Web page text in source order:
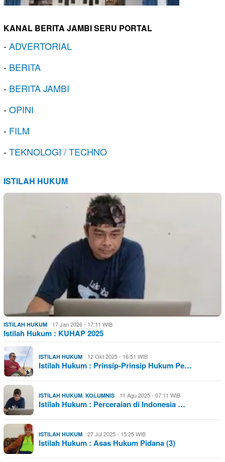
KANAL BERITA JAMBI SERU PORTAL
-ADVERTORIAL
- BERITA
- BERITA JAMBI
-OPINI
- FILM
-TEKNOLOGI / TECHNO
ISTILAH HUKUM
ISTILAH HUKUM 17 Jan 2026 - 17:11 WIB
Istilah Hukum : KUHAP 2025
ISTILAH HUKUM 12 Okt 2025 - 16:51 WIB
Istilah Hukum : Prinsip-Prinsip Hukum Pe…
ISTILAH HUKUM, KOLUMNIS 11 Agu 2025 - 07:11 WIB
Istilah Hukum : Perceraian di Indonesia …
ISTILAH HUKUM 27 Jul 2025 - 15:25 WIB
Istilah Hukum : Asas Hukum Pidana (3)